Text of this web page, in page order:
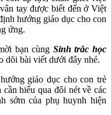
tay được biết đến ở Việt
hướng giáo dục cho con
ứng.
bạn cùng Sinh trắc học
dõi bài viết dưới đây nhé.
giáo dục cho con trẻ
hiểu qua đôi nét về các
sớm của phụ huynh hiện